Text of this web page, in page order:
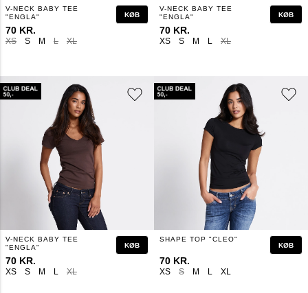
XS S M L XL
V-NECK BABY TEE
"ENGLA"
70 KR.
KØB
XS S M L XL
V-NECK BABY TEE
"ENGLA"
70 KR.
KØB
XS S M L XL
V-NECK BABY TEE
"ENGLA"
70 KR.
KØB
XS S M L XL
SHAPE TOP "CLEO"
70 KR.
KØB